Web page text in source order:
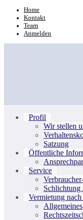
Zum
Inhalt
springen
Home
Kontakt
Team
Anmelden
Profil
Wir stellen
Satzung
Öffentliche
Service
Schlichtung
Vermietung
Allgemeines